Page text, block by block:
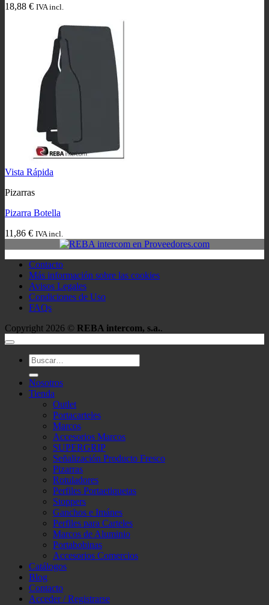
18,88 € IVA incl.
Vista Rápida
Pizarras
Pizarra Botella
11,86 € IVA incl.
Contacto
Más información sobre las cookies
Avisos Legales
Condiciones de Uso
FAQs
Copyright 2026 © REBA intercom, s.a..
Buscar
por:
Nosotros
Tienda
Outlet
Portacarteles
Marcos
Accesorios Marcos
SUPERGRIP
Señalización Producto Fresco
Pizarras
Rotuladores
Perfiles Portaetiquetas
Stoppers
Ganchos e Imánes
Perfiles para Carteles
Marcos de Aluminio
Portabobinas
Accesorios Comercios
Catálogos
Blog
Contacto
Acceder / Registrarse